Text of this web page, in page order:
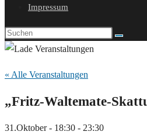
Impressum
« Alle Veranstaltungen
„Fritz-Waltemate-
31.Oktober - 18:30 - 23:30